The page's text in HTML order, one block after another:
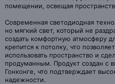
помещении, освещая
Современная светодиодная
но мягкий свет, который не
создать комфортную атмосферу
крепится к потолку, что
использовать пространство и
продуманным. Продукт создан с
Гонконге, что подтверждает
надежности.